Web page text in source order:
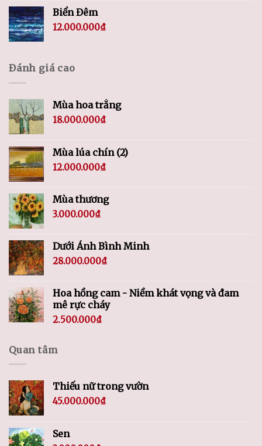
Biển Đêm
12.000.000₫
Đánh giá cao
Mùa hoa trắng
18.000.000₫
Mùa lúa chín (2)
12.000.000₫
Mùa thương
3.000.000₫
Dưới Ánh Bình Minh
28.000.000₫
Hoa hồng cam - Niềm khát vọng và đam
mê rực cháy
2.500.000₫
Quan tâm
Thiếu nữ trong vườn
45.000.000₫
Sen